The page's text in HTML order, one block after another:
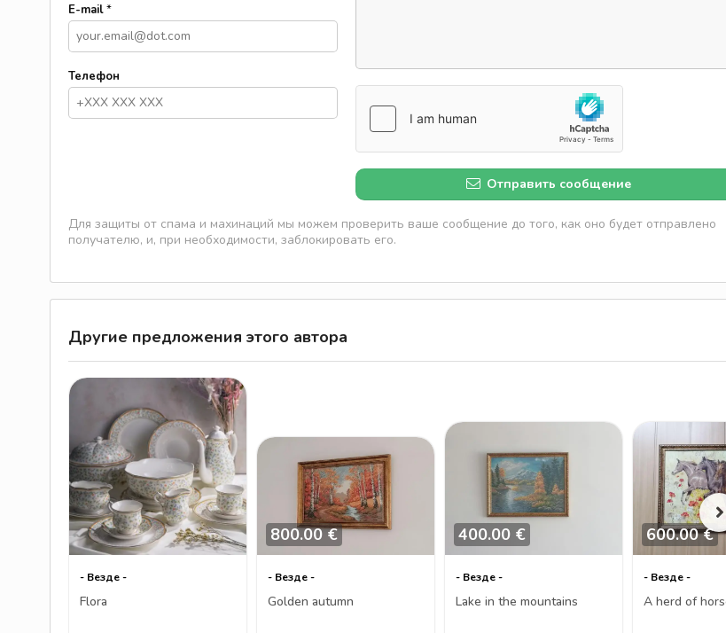
E-mail*
Телефон
Отправить сообщение
Для защиты от спама и махинаций мы можем проверить ваше сообщение до того, как оно будет отправлено
получателю, и, при необходимости, заблокировать его.
Другие предложения этого автора
- Везде -
Flora
800.00 €
- Везде -
Golden autumn
400.00 €
- Везде -
Lake in the mountains
600.00 €
- Везде -
A herd of